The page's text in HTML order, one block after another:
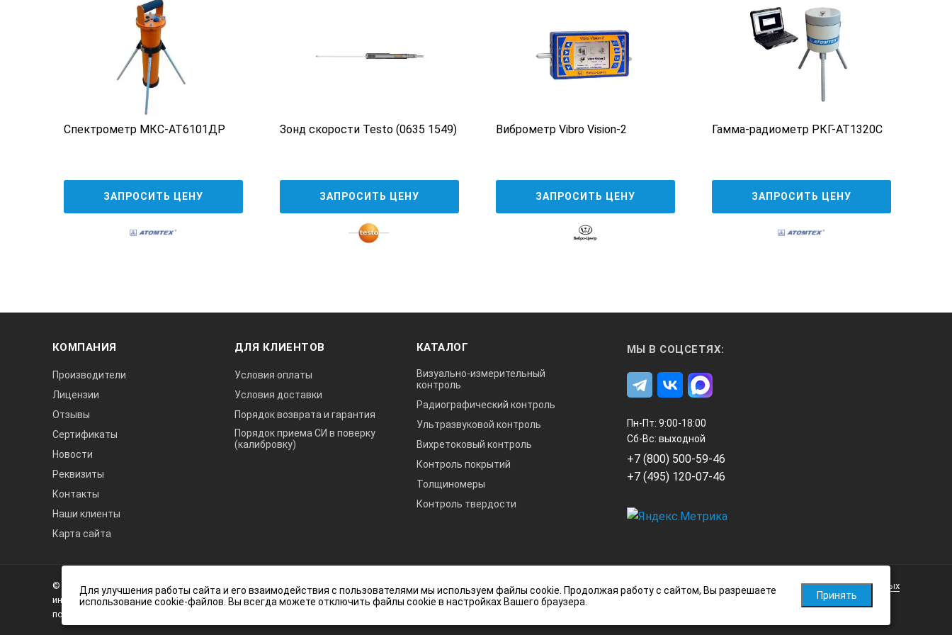
бумажные салфетки
буферные растворы pH Singlet, pH 4,01
буферные растворы pH Singlet, pH 7,00
буферные растворы pH Singlet, pH 10,01
зажимы для электродов с цветовой кодировкой (артикул 5818400)
Спектрометр МКС-АТ6101ДР
ЗАПРОСИТЬ ЦЕНУ
Зонд скорости Testo (0635 1549)
ЗАПРОСИТЬ ЦЕНУ
Виброметр Vibro Vision-2
ЗАПРОСИТЬ ЦЕНУ
Гамма-радиометр РКГ-АТ1320C
ЗАПРОСИТЬ ЦЕНУ
КОМПАНИЯ
Производители
Лицензии
Отзывы
Сертификаты
Новости
Реквизиты
Контакты
Наши клиенты
Карта сайта
ДЛЯ КЛИЕНТОВ
Условия оплаты
Условия доставки
Порядок возврата и гарантия
Порядок приема СИ в поверку
(калибровку)
КАТАЛОГ
Визуально-измерительный
контроль
Радиографический контроль
Ультразвуковой контроль
Вихретоковый контроль
Контроль покрытий
Толщиномеры
Контроль твердости
МЫ В СОЦСЕТЯХ:
Пн-Пт: 9:00-18:00
Сб-Вс: выходной
+7 (800) 500-59-46
+7 (495) 120-07-46
Нагорный© 2026 А3 Инжиниринг Обращаем Ваше внимание на то, что данный интернет-сайт носит исключительно
информационный характер и ни при каких условиях не является публичной офертой, определяемой
положениями статьи 437 (2) Гражданского кодекса Российской Федерации.
Политика обработки персональных данных
Для улучшения работы сайта и его взаимодействия с пользователями мы используем файлы cookie. Продолжая работу с сайтом, Вы разрешаете
использование cookie-файлов. Вы всегда можете отключить файлы cookie в настройках Вашего браузера.
Принять